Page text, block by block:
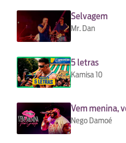
Selvagem
Mr. Dan
5 letras
Kamisa 10
Vem menina,
Nego Damoé